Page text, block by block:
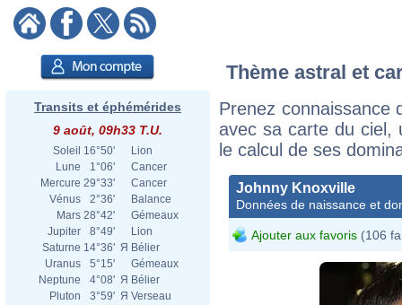
Transits et éphémérides
9 août, 09h33 T.U.
Soleil 16°50'
Lion
Lune
1°06'
Cancer
Mercure 29°33'
Cancer
Vénus
2°36'
Balance
Mars 28°42'
Gémeaux
Jupiter
8°49'
Lion
Saturne 14°36' Я Bélier
Uranus
5°15'
Gémeaux
Neptune
4°08' Я Bélier
Pluton
3°59' Я Verseau
Thème astral et
Prenez connaissance
avec sa carte du ciel,
le calcul de ses
Johnny Knoxville
Données de naissance et
Ajouter aux favoris (106